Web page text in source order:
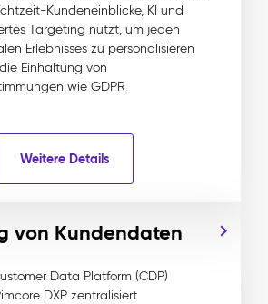
Kundeneinblicke, KI und
Targeting nutzt, um jeden
Erlebnisses zu personalisieren
Einhaltung von
wie GDPR
Weitere Details
von Kundendaten
Data Platform (CDP)
DXP zentralisiert